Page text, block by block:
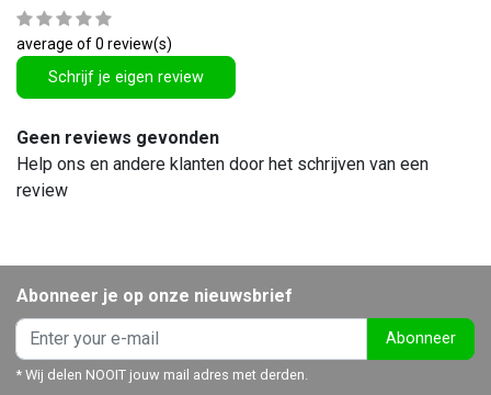
average of 0 review(s)
Schrijf je eigen review
Geen reviews gevonden
Help ons en andere klanten door het schrijven van een
review
Abonneer je op onze nieuwsbrief
Abonneer
* Wij delen NOOIT jouw mail adres met derden.